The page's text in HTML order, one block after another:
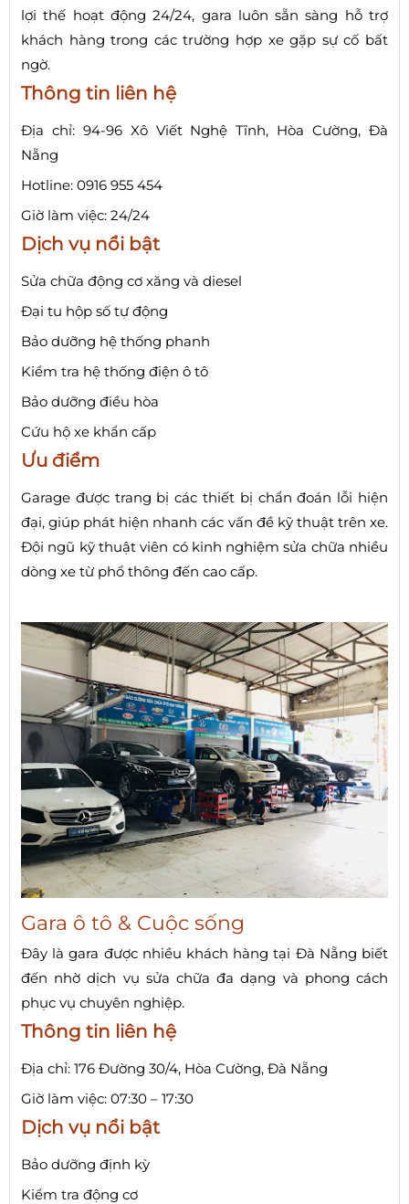
lợi thế hoạt động 24/24, gara luôn sẵn sàng hỗ trợ
khách hàng trong các trường hợp xe gặp sự cố bất
ngờ.
Thông tin liên hệ
Địa chỉ: 94-96 Xô Viết Nghệ Tĩnh, Hòa Cường, Đà
Nẵng
Hotline: 0916 955 454
Giờ làm việc: 24/24
Dịch vụ nổi bật
Sửa chữa động cơ xăng và diesel
Đại tu hộp số tự động
Bảo dưỡng hệ thống phanh
Kiểm tra hệ thống điện ô tô
Bảo dưỡng điều hòa
Cứu hộ xe khẩn cấp
Ưu điểm
Garage được trang bị các thiết bị chẩn đoán lỗi hiện
đại, giúp phát hiện nhanh các vấn đề kỹ thuật trên xe.
Đội ngũ kỹ thuật viên có kinh nghiệm sửa chữa nhiều
dòng xe từ phổ thông đến cao cấp.
Gara ô tô & Cuộc sống
Đây là gara được nhiều khách hàng tại Đà Nẵng biết
đến nhờ dịch vụ sửa chữa đa dạng và phong cách
phục vụ chuyên nghiệp.
Thông tin liên hệ
Địa chỉ: 176 Đường 30/4, Hòa Cường, Đà Nẵng
Giờ làm việc: 07:30 – 17:30
Dịch vụ nổi bật
Bảo dưỡng định kỳ
Kiểm tra động cơ